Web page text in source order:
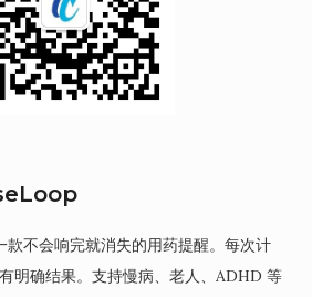
款不会响完就消失的用药提醒。每次计
明确结果。支持慢病、老人、ADHD 等